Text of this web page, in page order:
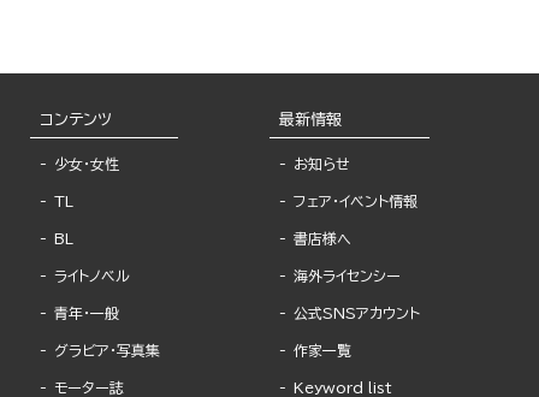
コンテンツ
少女・女性
TL
BL
ライトノベル
青年・一般
グラビア・写真集
モーター誌
最新情報
お知らせ
フェア・イベント情報
書店様へ
海外ライセンシー
公式SNSアカウント
作家一覧
Keyword list